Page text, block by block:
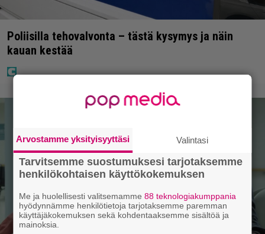
Poliisilla tehovalvonta – tästä kysymys ja näin
kauan kestää
Arvostamme yksityisyyttäsi Valintasi
Tarvitsemme suostumuksesi tarjotaksemme
henkilökohtaisen käyttökokemuksen
Me ja huolellisesti valitsemamme88 teknologiakumppania
hyödynnämme henkilötietoja tarjotaksemme paremman
käyttäjäkokemuksen sekä kohdentaaksemme sisältöä ja
mainoksia.